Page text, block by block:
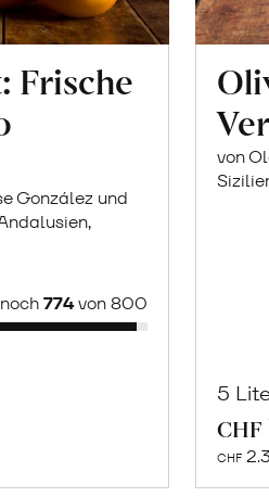
Frische
González und
noch774von 800
von
5
CHF
CHF